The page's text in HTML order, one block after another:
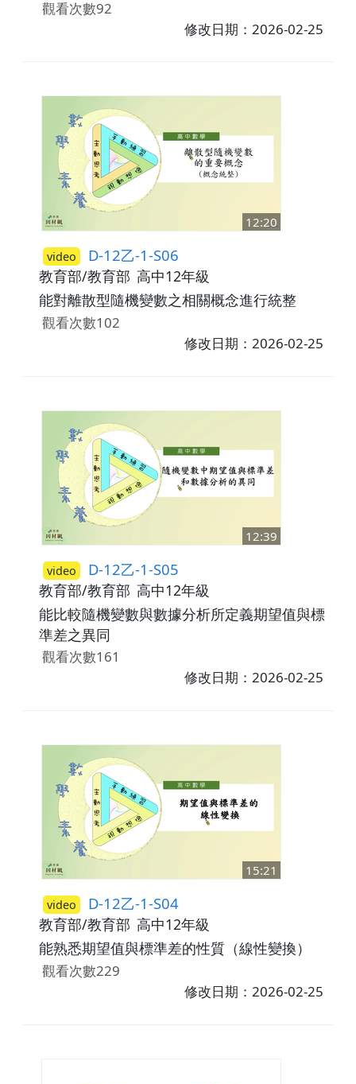
觀看次數92
修改日期：2026-02-25
12:20
video D-12乙-1-S06
教育部/教育部 高中12年級
能對離散型隨機變數之相關概念進行統整
觀看次數102
修改日期：2026-02-25
12:39
video D-12乙-1-S05
教育部/教育部 高中12年級
能比較隨機變數與數據分析所定義期望值與標
準差之異同
觀看次數161
修改日期：2026-02-25
15:21
video D-12乙-1-S04
教育部/教育部 高中12年級
能熟悉期望值與標準差的性質（線性變換）
觀看次數229
修改日期：2026-02-25